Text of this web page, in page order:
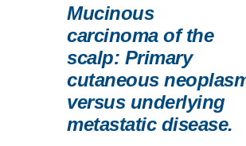
Mucinous
carcinoma of the
scalp: Primary
cutaneous
versus underlying
metastatic disease.